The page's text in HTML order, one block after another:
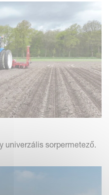
univerzális sorpermetező.